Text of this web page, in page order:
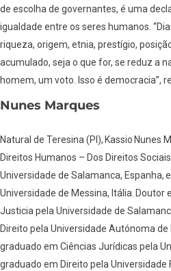
de escolha de governantes, é uma
igualdade entre os seres humanos.
riqueza, origem, etnia, prestígio,
acumulado, seja o que for, se reduz a
homem, um voto. Isso é democracia”,
Nunes Marques
Natural de Teresina (PI), Kassio
Direitos Humanos – Dos Direitos
Universidade de Salamanca, Espanha,
Universidade de Messina, Itália.
Justicia pela Universidade de
Direito pela Universidade Autónoma de
graduado em Ciências Jurídicas pela
graduado em Direito pela Universidade